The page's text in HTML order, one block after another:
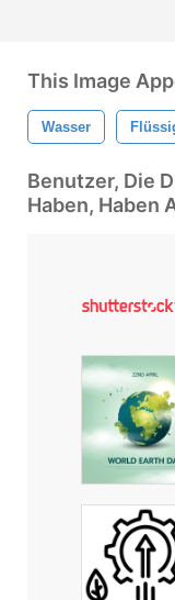
This Image
Wasser
Benutzer, Die
Haben, Haben